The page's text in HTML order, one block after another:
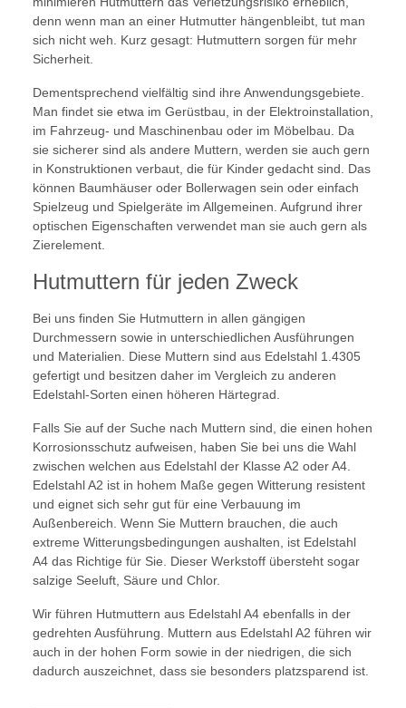
denn wenn man an einer Hutmutter hängenbleibt, tut man
sich nicht weh. Kurz gesagt: Hutmuttern sorgen für mehr
Sicherheit.
Dementsprechend vielfältig sind ihre Anwendungsgebiete.
Man findet sie etwa im Gerüstbau, in der Elektroinstallation,
im Fahrzeug- und Maschinenbau oder im Möbelbau. Da
sie sicherer sind als andere Muttern, werden sie auch gern
in Konstruktionen verbaut, die für Kinder gedacht sind. Das
können Baumhäuser oder Bollerwagen sein oder einfach
Spielzeug und Spielgeräte im Allgemeinen. Aufgrund ihrer
optischen Eigenschaften verwendet man sie auch gern als
Zierelement.
Hutmuttern für jeden Zweck
Bei uns finden Sie Hutmuttern in allen gängigen
Durchmessern sowie in unterschiedlichen Ausführungen
und Materialien. Diese Muttern sind aus Edelstahl 1.4305
gefertigt und besitzen daher im Vergleich zu anderen
Edelstahl-Sorten einen höheren Härtegrad.
Falls Sie auf der Suche nach Muttern sind, die einen hohen
Korrosionsschutz aufweisen, haben Sie bei uns die Wahl
zwischen welchen aus Edelstahl der Klasse A2 oder A4.
Edelstahl A2 ist in hohem Maße gegen Witterung resistent
und eignet sich sehr gut für eine Verbauung im
Außenbereich. Wenn Sie Muttern brauchen, die auch
extreme Witterungsbedingungen aushalten, ist Edelstahl
A4 das Richtige für Sie. Dieser Werkstoff übersteht sogar
salzige Seeluft, Säure und Chlor.
Wir führen Hutmuttern aus Edelstahl A4 ebenfalls in der
gedrehten Ausführung. Muttern aus Edelstahl A2 führen wir
auch in der hohen Form sowie in der niedrigen, die sich
dadurch auszeichnet, dass sie besonders platzsparend ist.